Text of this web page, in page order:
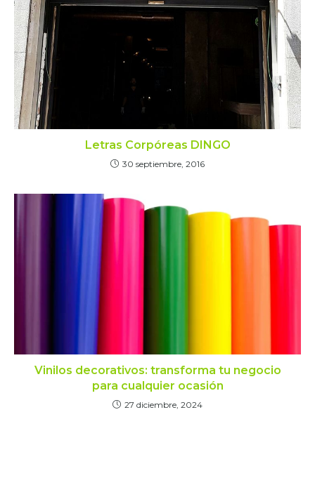
Letras Corpóreas DINGO
30 septiembre, 2016
Vinilos decorativos: transforma tu negocio
para cualquier ocasión
27 diciembre, 2024